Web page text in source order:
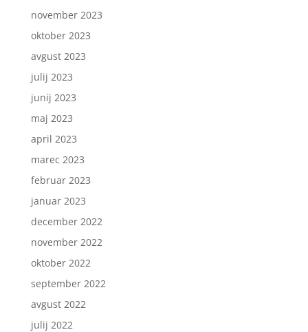
november 2023
oktober 2023
avgust 2023
julij 2023
junij 2023
maj 2023
april 2023
marec 2023
februar 2023
januar 2023
december 2022
november 2022
oktober 2022
september 2022
avgust 2022
julij 2022